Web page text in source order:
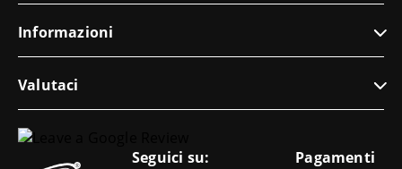
Informazioni
Valutaci
Seguici su: Pagamenti